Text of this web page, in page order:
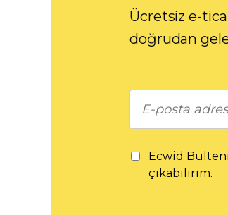
Ücretsiz e-
doğrudan
Ecwid
çıkabilirim.